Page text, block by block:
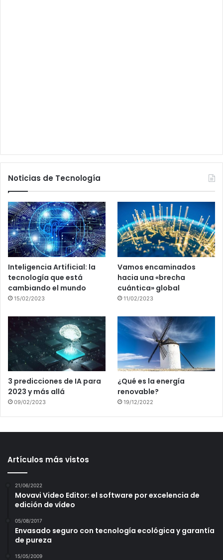
Noticias de Tecnología
Inteligencia Artificial: la
tecnología que está
cambiando el mundo
15/02/2023
Vamos encaminados
hacia una «brecha
cuántica» global
11/02/2023
3 predicciones de IA para
2023 y más allá
09/02/2023
¿Qué es la energía
renovable?
19/12/2022
Artículos más vistos
21/06/2022
Movavi Video Editor: el software por excelencia de
edición de vídeo
05/08/2017
Envasado seguro con tecnología ecológica y garantía
de pureza
15/05/2009